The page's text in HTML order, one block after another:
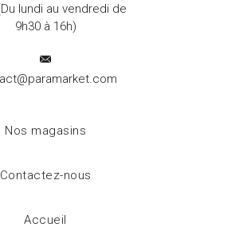
lundi au vendredi de
9h30 à 16h)
Nos magasins
Contactez-nous
Accueil